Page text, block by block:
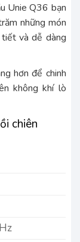
Unie Q36 bạn
những món
và dễ dàng
hơn để chinh
không khí lò
chiên